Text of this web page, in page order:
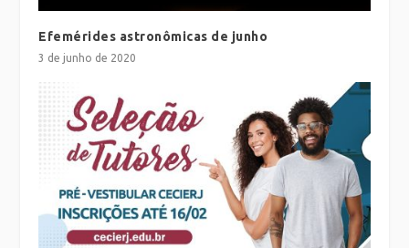
Efemérides astronômicas de junho
3 de junho de 2020